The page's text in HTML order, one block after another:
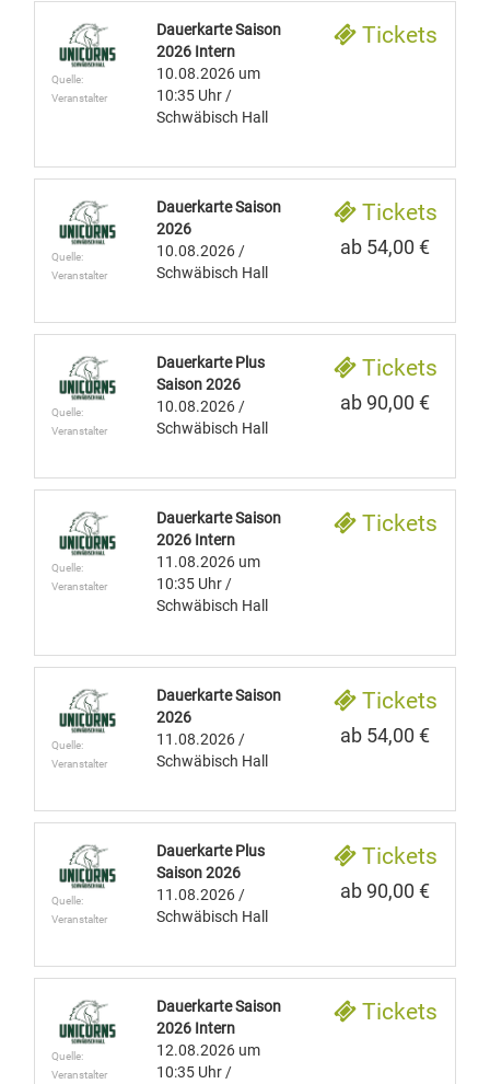
Quelle:
Veranstalter
Dauerkarte Saison
2026 Intern
10.08.2026 um
10:35 Uhr /
Schwäbisch Hall
Tickets
Quelle:
Veranstalter
Dauerkarte Saison
2026
10.08.2026 /
Schwäbisch Hall
Tickets
ab 54,00 €
Quelle:
Veranstalter
Dauerkarte Plus
Saison 2026
10.08.2026 /
Schwäbisch Hall
Tickets
ab 90,00 €
Quelle:
Veranstalter
Dauerkarte Saison
2026 Intern
11.08.2026 um
10:35 Uhr /
Schwäbisch Hall
Tickets
Quelle:
Veranstalter
Dauerkarte Saison
2026
11.08.2026 /
Schwäbisch Hall
Tickets
ab 54,00 €
Quelle:
Veranstalter
Dauerkarte Plus
Saison 2026
11.08.2026 /
Schwäbisch Hall
Tickets
ab 90,00 €
Quelle:
Veranstalter
Dauerkarte Saison
2026 Intern
12.08.2026 um
10:35 Uhr /
Tickets